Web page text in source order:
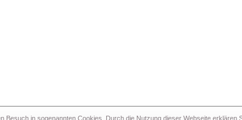
in sogenann­ten Cookies. Durch die Nutzung dieser Webseite